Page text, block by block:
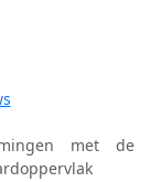
met de